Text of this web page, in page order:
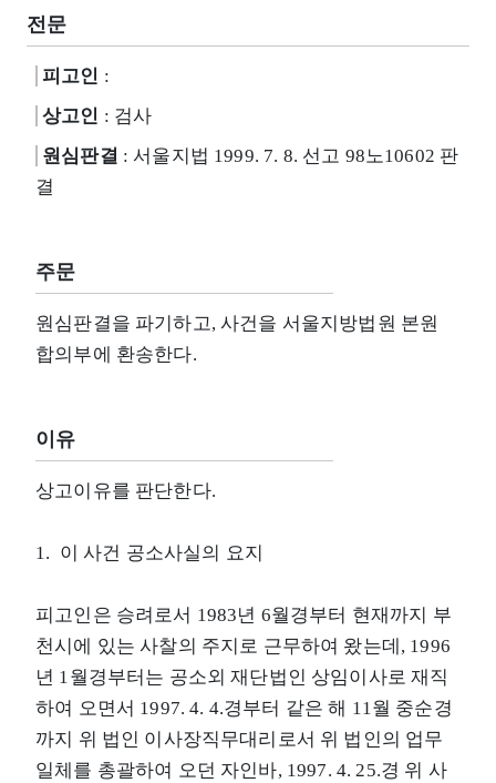
전문
피고인 :
상고인 : 검사
원심판결 : 서울지법 1999. 7. 8. 선고 98노10602 판
결
주문
원심판결을 파기하고, 사건을 서울지방법원 본원
합의부에 환송한다.
이유
상고이유를 판단한다.
1. 이 사건 공소사실의 요지
피고인은 승려로서 1983년 6월경부터 현재까지 부
천시에 있는 사찰의 주지로 근무하여 왔는데, 1996
년 1월경부터는 공소외 재단법인 상임이사로 재직
하여 오면서 1997. 4. 4.경부터 같은 해 11월 중순경
까지 위 법인 이사장직무대리로서 위 법인의 업무
일체를 총괄하여 오던 자인바, 1997. 4. 25.경 위 사